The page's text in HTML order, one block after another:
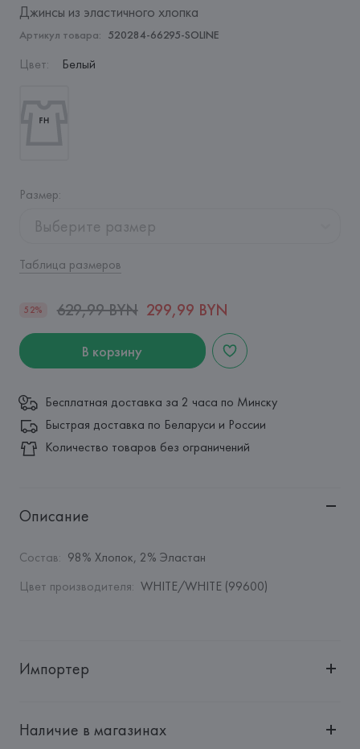
Джинсы из эластичного хлопка
Артикул товара: 520284-66295-SOLINE
Цвет: Белый
Размер:
Выберите размер
Таблица размеров
52% 629,99 BYN 299,99 BYN
В корзину
Бесплатная доставка за 2 часа по Минску
Быстрая доставка по Беларуси и России
Количество товаров без ограничений
Описание
Состав: 98% Хлопок, 2% Эластан
Цвет производителя: WHITE/WHITE (99600)
Импортер
"БелВиринея"
Наличие в магазинах